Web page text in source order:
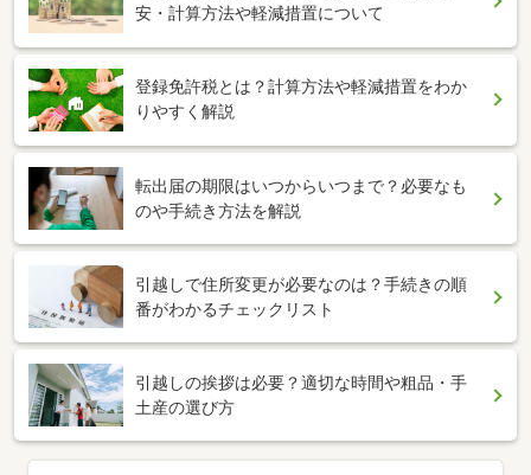
安・計算方法や軽減措置について
登録免許税とは？計算方法や軽減措置をわか
りやすく解説
転出届の期限はいつからいつまで？必要なも
のや手続き方法を解説
引越しで住所変更が必要なのは？手続きの順
番がわかるチェックリスト
引越しの挨拶は必要？適切な時間や粗品・手
土産の選び方